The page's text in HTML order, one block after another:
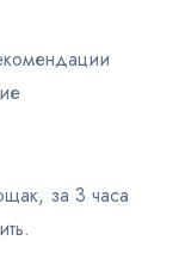
за 3 часа